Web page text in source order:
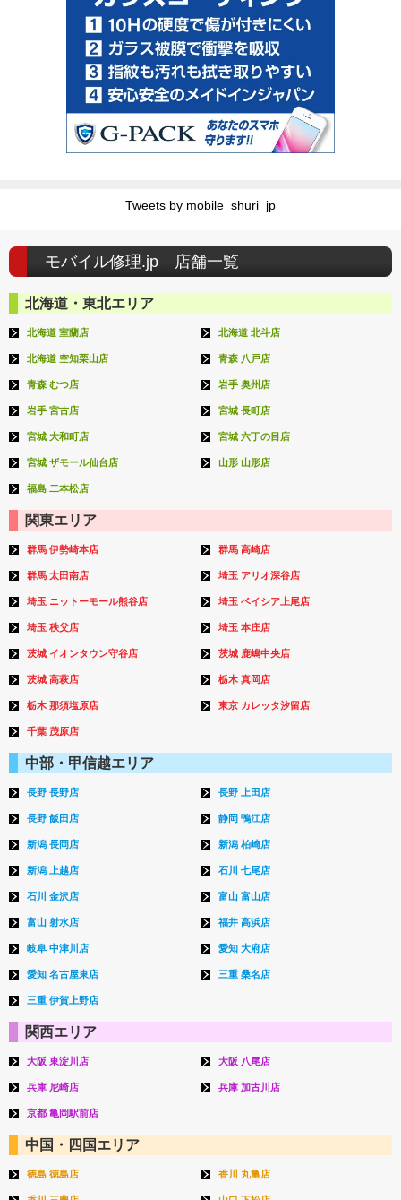
Tweets by mobile_shuri_jp
モバイル修理.jp 店舗一覧
北海道・東北エリア
北海道 室蘭店 北海道 北斗店
北海道 空知栗山店 青森 八戸店
青森 むつ店 岩手 奥州店
岩手 宮古店 宮城 長町店
宮城 大和町店 宮城 六丁の目店
宮城 ザモール仙台店 山形 山形店
福島 二本松店
関東エリア
群馬 伊勢崎本店 群馬 高崎店
群馬 太田南店 埼玉 アリオ深谷店
埼玉 ニットーモール熊谷店 埼玉 ベイシア上尾店
埼玉 秩父店 埼玉 本庄店
茨城 イオンタウン守谷店 茨城 鹿嶋中央店
茨城 高萩店 栃木 真岡店
栃木 那須塩原店 東京 カレッタ汐留店
千葉 茂原店
中部・甲信越エリア
長野 長野店 長野 上田店
長野 飯田店 静岡 鴨江店
新潟 長岡店 新潟 柏崎店
新潟 上越店 石川 七尾店
石川 金沢店 富山 富山店
富山 射水店 福井 高浜店
岐阜 中津川店 愛知 大府店
愛知 名古屋東店 三重 桑名店
三重 伊賀上野店
関西エリア
大阪 東淀川店 大阪 八尾店
兵庫 尼崎店 兵庫 加古川店
京都 亀岡駅前店
中国・四国エリア
徳島 徳島店 香川 丸亀店